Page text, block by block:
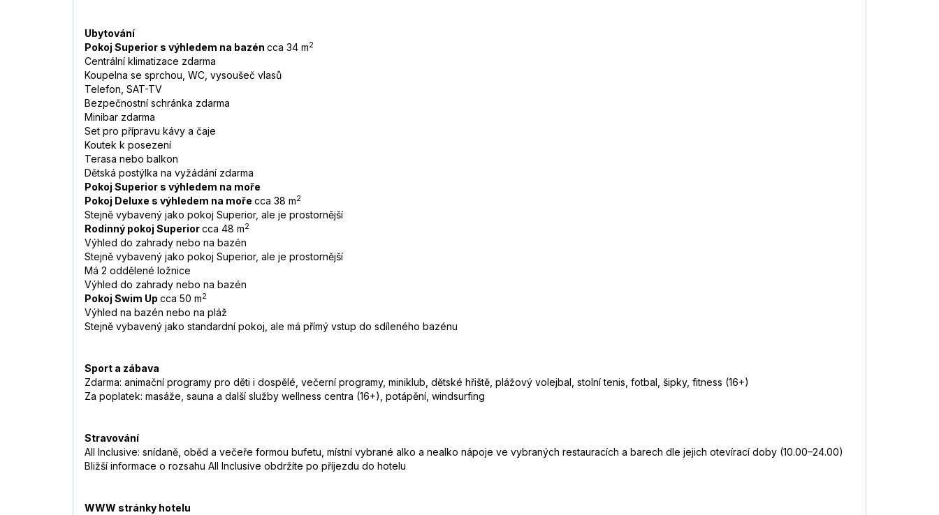
Ubytování
Pokoj Superior s výhledem na bazén cca 34 m2
Centrální klimatizace zdarma
Koupelna se sprchou, WC, vysoušeč vlasů
Telefon, SAT-TV
Bezpečnostní schránka zdarma
Minibar zdarma
Set pro přípravu kávy a čaje
Koutek k posezení
Terasa nebo balkon
Dětská postýlka na vyžádání zdarma
Pokoj Superior s výhledem na moře
Pokoj Deluxe s výhledem na moře cca 38 m2
Stejně vybavený jako pokoj Superior, ale je prostornější
Rodinný pokoj Superiorcca 48 m2
Výhled do zahrady nebo na bazén
Stejně vybavený jako pokoj Superior, ale je prostornější
Má 2 oddělené ložnice
Výhled do zahrady nebo na bazén
Pokoj Swim Up cca 50 m2
Výhled na bazén nebo na pláž
Stejně vybavený jako standardní pokoj, ale má přímý vstup do sdíleného bazénu
Sport a zábava
Zdarma: animační programy pro děti i dospělé, večerní programy, miniklub, dětské hřiště, plážový volejbal, stolní tenis, fotbal, šipky, fitness (16+)
Za poplatek: masáže, sauna a další služby wellness centra (16+), potápění, windsurfing
Stravování
All Inclusive: snídaně, oběd a večeře formou bufetu, místní vybrané alko a nealko nápoje ve vybraných restauracích a barech dle jejich otevírací doby (10.00–24.00)
Bližší informace o rozsahu All Inclusive obdržíte po příjezdu do hotelu
WWW stránky hotelu